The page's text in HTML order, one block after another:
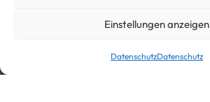
Einstellungen anzeigen
DatenschutzDatenschutz